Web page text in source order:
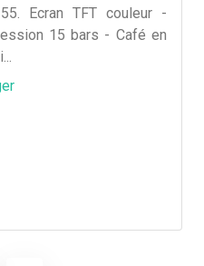
Ecran TFT couleur -
15 bars - Café en